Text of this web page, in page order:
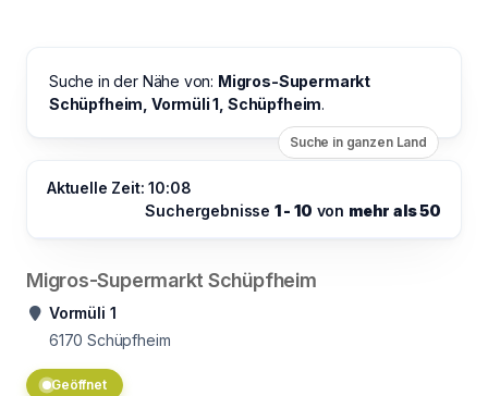
Suche in der Nähe von: Migros-Supermarkt
Schüpfheim, Vormüli 1, Schüpfheim.
Suche in ganzen Land
Aktuelle Zeit: 10:08
Suchergebnisse 1 - 10 von mehr als 50
Migros-Supermarkt Schüpfheim
Vormüli 1
6170 Schüpfheim
Geöffnet